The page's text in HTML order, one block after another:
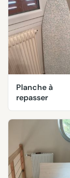
Planche à
repasser